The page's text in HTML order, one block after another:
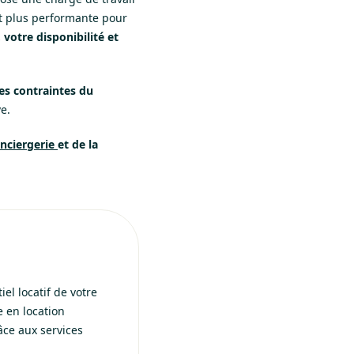
plus performante pour
votre disponibilité et
contraintes du
et de la
locatif de votre
en location
aux services